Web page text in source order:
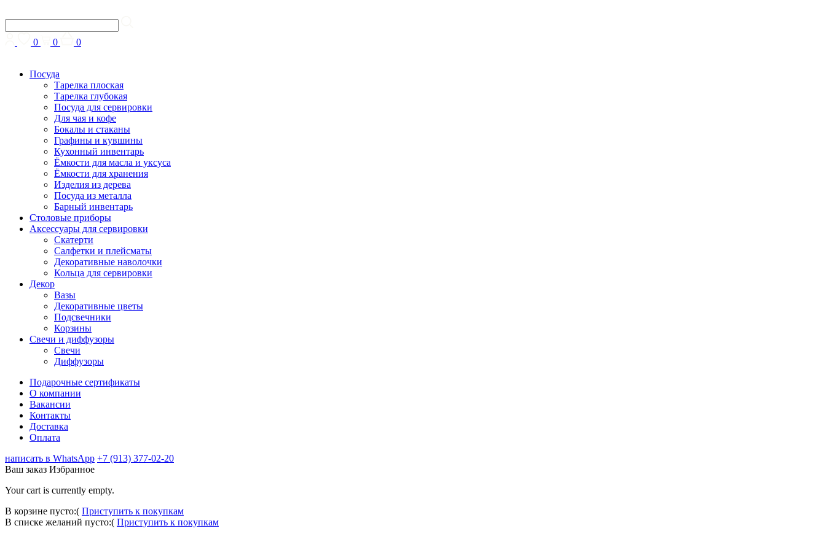
0 0 0
Посуда
Тарелка плоская
Тарелка глубокая
Посуда для сервировки
Для чая и кофе
Бокалы и стаканы
Графины и кувшины
Кухонный инвентарь
Ёмкости для масла и уксуса
Ёмкости для хранения
Изделия из дерева
Посуда из металла
Барный инвентарь
Столовые приборы
Аксессуары для сервировки
Скатерти
Cалфетки и плейсматы
Декоративные наволочки
Кольца для сервировки
Декор
Вазы
Декоративные цветы
Подсвечники
Корзины
Свечи и диффузоры
Свечи
Диффузоры
Подарочные сертификаты
О компании
Вакансии
Контакты
Доставка
Оплата
написать в WhatsApp +7 (913) 377-02-20
Ваш заказ Избранное
Your cart is currently empty.
В корзине пусто:( Приступить к покупкам
В списке желаний пусто:( Приступить к покупкам